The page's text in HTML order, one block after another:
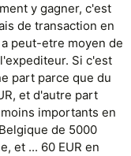
y gagner, c'est
de transaction en
peut-etre moyen de
Si c'est
part parce que du
et d'autre part
importants en
de 5000
et ... 60 EUR en